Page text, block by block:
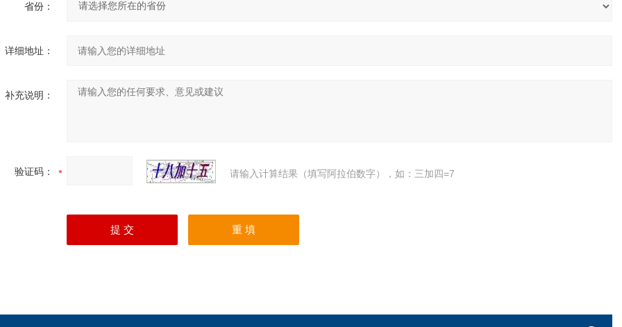
省份：
详细地址：
补充说明：
验证码： 请输入计算结果（填写阿拉伯数字），如：三加四=7